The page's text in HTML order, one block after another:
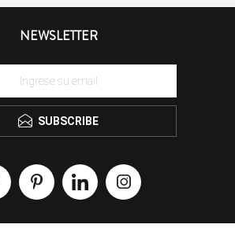
NEWSLETTER
SUBSCRIBE